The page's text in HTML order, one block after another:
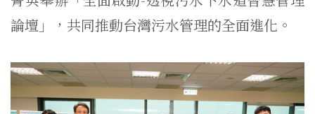
論壇」，共同推動台灣污水管理的全面進化。